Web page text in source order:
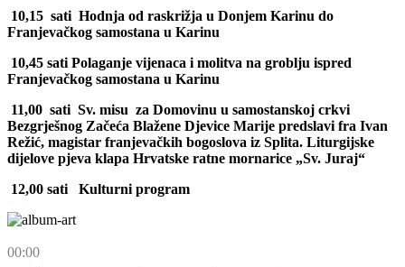
10,15 sati Hodnja od raskrižja u Donjem Karinu do
Franjevačkog samostana u Karinu
10,45 sati Polaganje vijenaca i molitva na groblju ispred
Franjevačkog samostana u Karinu
11,00 sati Sv. misu za Domovinu u samostanskoj crkvi
Bezgrješnog Začeća Blažene Djevice Marije predslavi fra Ivan
Režić, magistar franjevačkih bogoslova iz Splita. Liturgijske
dijelove pjeva klapa Hrvatske ratne mornarice „Sv. Juraj“
12,00 sati Kulturni program
00:00